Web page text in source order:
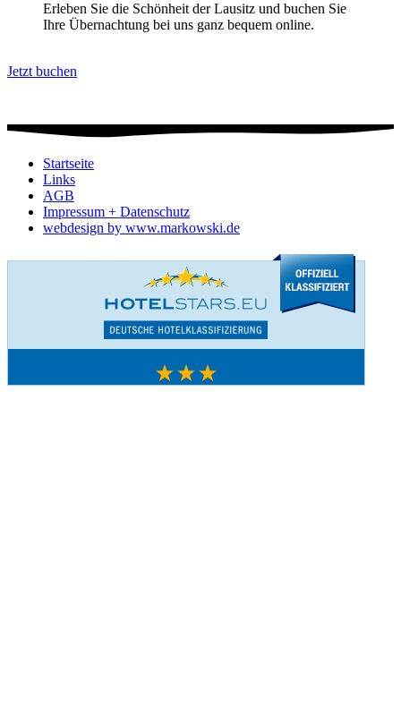
Erleben Sie die Schönheit der Lausitz und buchen Sie
Ihre Übernachtung bei uns ganz bequem online.
Jetzt buchen
Startseite
Links
AGB
Impressum + Datenschutz
webdesign by www.markowski.de